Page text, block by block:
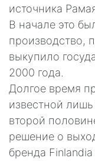
источника
В начале это
производство,
выкупило
2000 года.
Долгое время
известной
второй
решение о
бренда